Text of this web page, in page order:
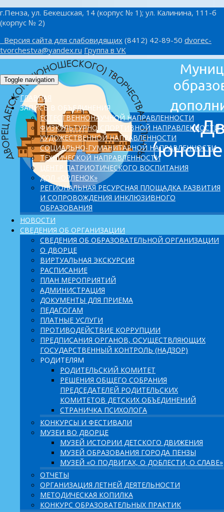
г.Пенза, ул. Бекешская, 14 (корпус № 1); ул. Калинина, 111-б
(корпус № 2)
Версия сайта для слабовидящих (8412) 42-89-50 dvorec-
tvorchestva@yandex.ru Группа в VK
Toggle navigation
ГЛАВНАЯ
ЗАПИСЬ В ОБЪЕДИНЕНИЯ
ЕСТЕСТВЕННОНАУЧНОЙ НАПРАВЛЕННОСТИ
ФИЗКУЛЬТУРНО-СПОРТИВНОЙ НАПРАВЛЕННОСТИ
ХУДОЖЕСТВЕННОЙ НАПРАВЛЕННОСТИ
СОЦИАЛЬНО-ГУМАНИТАРНОЙ НАПРАВЛЕННОСТИ
ТЕХНИЧЕСКОЙ НАПРАВЛЕННОСТИ
ЦЕНТР ПАТРИОТИЧЕСКОГО ВОСПИТАНИЯ
ДОЛ «ОРЛЕНОК»
PЕГИОНАЛЬНАЯ РЕСУРСНАЯ ПЛОЩАДКА РАЗВИТИЯ
И СОПРОВОЖДЕНИЯ ИНКЛЮЗИВНОГО
ОБРАЗОВАНИЯ
НОВОСТИ
СВЕДЕНИЯ ОБ ОРГАНИЗАЦИИ
СВЕДЕНИЯ ОБ ОБРАЗОВАТЕЛЬНОЙ ОРГАНИЗАЦИИ
О ДВОРЦЕ
ВИРТУАЛЬНАЯ ЭКСКУРСИЯ
РАСПИСАНИЕ
ПЛАН МЕРОПРИЯТИЙ
АДМИНИСТРАЦИЯ
ДОКУМЕНТЫ ДЛЯ ПРИЕМА
ПЕДАГОГАМ
ПЛАТНЫЕ УСЛУГИ
ПРОТИВОДЕЙСТВИЕ КОРРУПЦИИ
ПРЕДПИСАНИЯ ОРГАНОВ, ОСУЩЕСТВЛЯЮЩИХ
ГОСУДАРСТВЕННЫЙ КОНТРОЛЬ (НАДЗОР)
РОДИТЕЛЯМ
РОДИТЕЛЬСКИЙ КОМИТЕТ
РЕШЕНИЯ ОБЩЕГО СОБРАНИЯ
ПРЕДСЕДАТЕЛЕЙ РОДИТЕЛЬСКИХ
КОМИТЕТОВ ДЕТСКИХ ОБЪЕДИНЕНИЙ
СТРАНИЧКА ПСИХОЛОГА
КОНКУРСЫ И ФЕСТИВАЛИ
МУЗЕИ ВО ДВОРЦЕ
МУЗЕЙ ИСТОРИИ ДЕТСКОГО ДВИЖЕНИЯ
МУЗЕЙ ОБРАЗОВАНИЯ ГОРОДА ПЕНЗЫ
МУЗЕЙ «О ПОДВИГАХ, О ДОБЛЕСТИ, О СЛАВЕ»
ОТЧЕТЫ
ОРГАНИЗАЦИЯ ЛЕТНЕЙ ДЕЯТЕЛЬНОСТИ
МЕТОДИЧЕСКАЯ КОПИЛКА
КОНКУРС ОБРАЗОВАТЕЛЬНЫХ ПРАКТИК